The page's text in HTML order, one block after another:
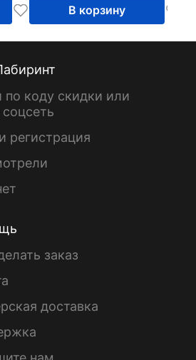
В корзину
по коду скидки или
соцсеть
регистрация
заказ
доставка